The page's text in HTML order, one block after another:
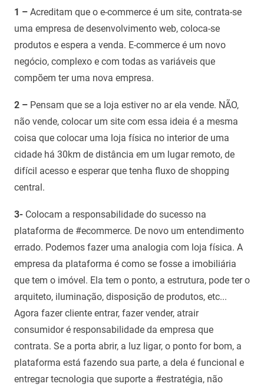
1 – Acreditam que o e-commerce é um site, contrata-se
uma empresa de desenvolvimento web, coloca-se
produtos e espera a venda. E-commerce é um novo
negócio, complexo e com todas as variáveis que
compõem ter uma nova empresa.
2 – Pensam que se a loja estiver no ar ela vende. NÃO,
não vende, colocar um site com essa ideia é a mesma
coisa que colocar uma loja física no interior de uma
cidade há 30km de distância em um lugar remoto, de
difícil acesso e esperar que tenha fluxo de shopping
central.
3- Colocam a responsabilidade do sucesso na
plataforma de #ecommerce. De novo um entendimento
errado. Podemos fazer uma analogia com loja física. A
empresa da plataforma é como se fosse a imobiliária
que tem o imóvel. Ela tem o ponto, a estrutura, pode ter o
arquiteto, iluminação, disposição de produtos, etc...
Agora fazer cliente entrar, fazer vender, atrair
consumidor é responsabilidade da empresa que
contrata. Se a porta abrir, a luz ligar, o ponto for bom, a
plataforma está fazendo sua parte, a dela é funcional e
entregar tecnologia que suporte a #estratégia, não